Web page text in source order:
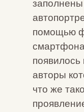
помощью
авторы
что же